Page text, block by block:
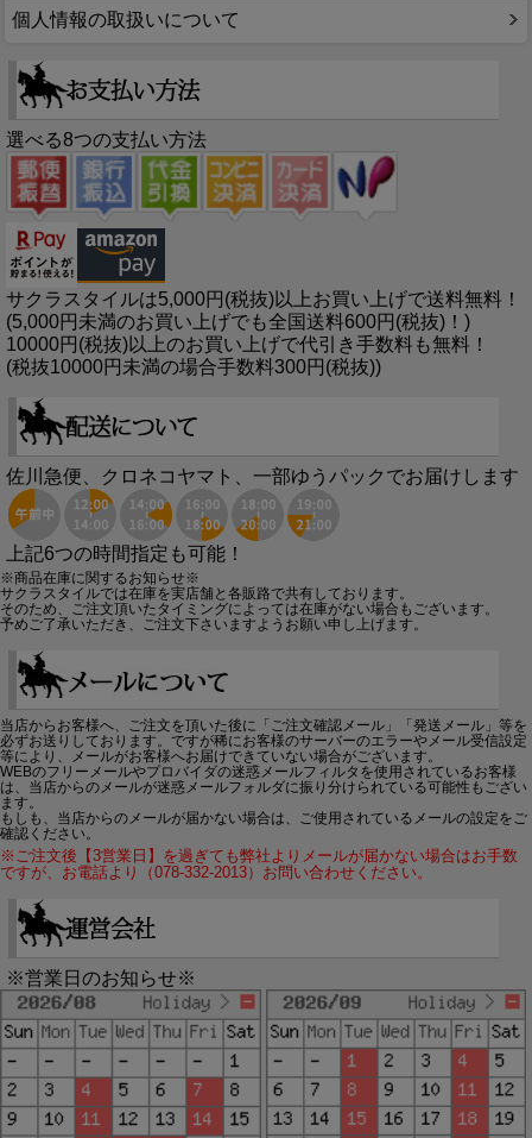
個人情報の取扱いについて
選べる8つの支払い方法
サクラスタイルは5,000円(税抜)以上お買い上げで送料無料！
(5,000円未満のお買い上げでも全国送料600円(税抜)！)
10000円(税抜)以上のお買い上げで代引き手数料も無料！
(税抜10000円未満の場合手数料300円(税抜))
佐川急便、クロネコヤマト、一部ゆうパックでお届けします
上記6つの時間指定も可能！
※商品在庫に関するお知らせ※
サクラスタイルでは在庫を実店舗と各販路で共有しております。
そのため、ご注文頂いたタイミングによっては在庫がない場合もございます。
予めご了承いただき、ご注文下さいますようお願い申し上げます。
当店からお客様へ、ご注文を頂いた後に「ご注文確認メール」「発送メール」等を
必ずお送りしております。ですが稀にお客様のサーバーのエラーやメール受信設定
等により、メールがお客様へお届けできていない場合がございます。
WEBのフリーメールやプロバイダの迷惑メールフィルタを使用されているお客様
は、当店からのメールが迷惑メールフォルダに振り分けられている可能性もござい
ます。
もしも、当店からのメールが届かない場合は、ご使用されているメールの設定をご
確認ください。
※ご注文後【3営業日】を過ぎても弊社よりメールが届かない場合はお手数
ですが、お電話より（078-332-2013）お問い合わせください。
※営業日のお知らせ※